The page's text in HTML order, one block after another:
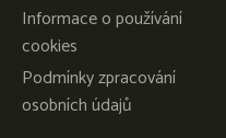
Informace o používání
cookies
Podmínky zpracování
osobních údajů